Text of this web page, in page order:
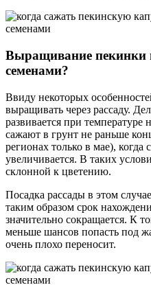
Выращивание пекинки
семенами?
Ввиду некоторых
выращивать через рассаду.
развивается при
сажают в грунт не раньше
регионах только в мае), когда
увеличивается. В таких
склонной к цветению.
Посадка рассады в этом
таким образом срок
значительно сокращается. К
меньше шансов попасть под
очень плохо переносит.